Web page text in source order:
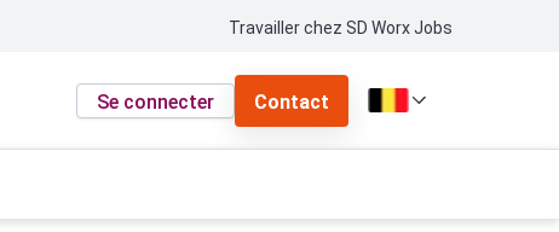
Travailler chez SD Worx Jobs
Se connecter Contact